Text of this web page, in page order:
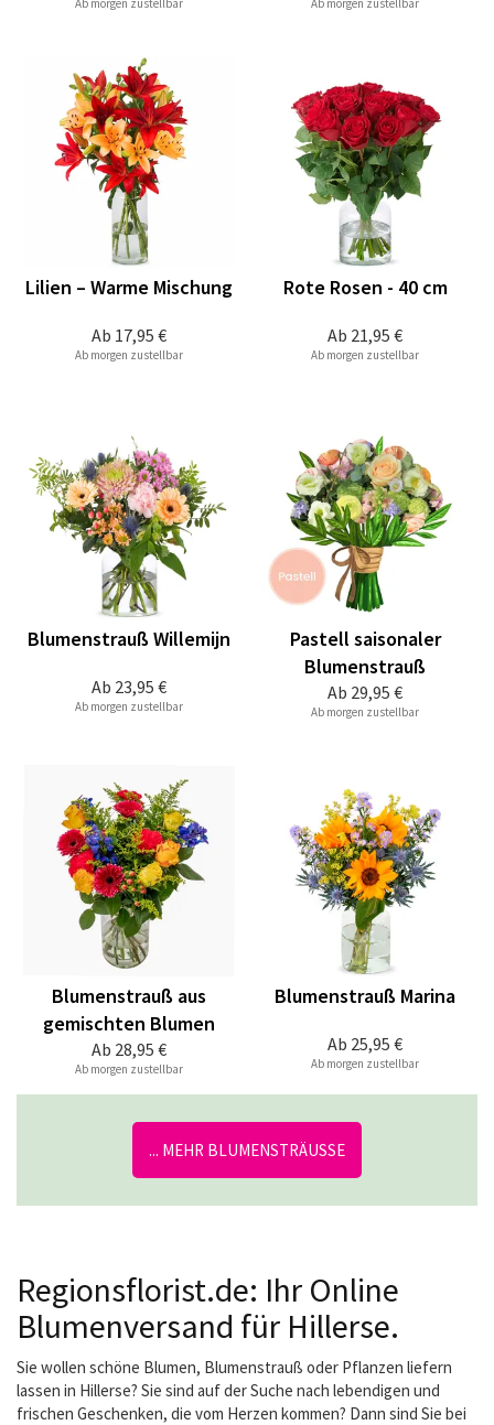
Ab morgen zustellbar Ab morgen zustellbar
Ab 17,95 €
Lilien – Warme Mischung
Ab morgen zustellbar
Ab 21,95 €
Rote Rosen - 40 cm
Ab morgen zustellbar
Ab 23,95 €
Blumenstrauß Willemijn
Ab morgen zustellbar
Ab 29,95 €
Pastell saisonaler
Blumenstrauß
Ab morgen zustellbar
Ab 28,95 €
Blumenstrauß aus
gemischten Blumen
Ab morgen zustellbar
Ab 25,95 €
Blumenstrauß Marina
Ab morgen zustellbar
... MEHR BLUMENSTRÄUSSE
Regionsflorist.de: Ihr Online
Blumenversand für Hillerse.
Sie wollen schöne Blumen, Blumenstrauß oder Pflanzen liefern
lassen in Hillerse? Sie sind auf der Suche nach lebendigen und
frischen Geschenken, die vom Herzen kommen? Dann sind Sie bei